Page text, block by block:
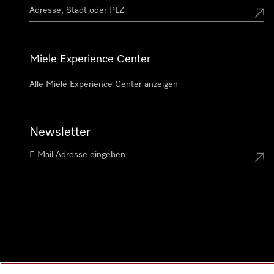
Miele Experience Center
Alle Miele Experience Center anzeigen
Newsletter